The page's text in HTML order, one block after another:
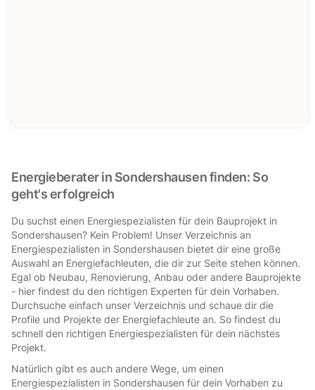
Energieberater in Sondershausen finden: So
geht's erfolgreich
Du suchst einen Energiespezialisten für dein Bauprojekt in
Sondershausen? Kein Problem! Unser Verzeichnis an
Energiespezialisten in Sondershausen bietet dir eine große
Auswahl an Energiefachleuten, die dir zur Seite stehen können.
Egal ob Neubau, Renovierung, Anbau oder andere Bauprojekte
- hier findest du den richtigen Experten für dein Vorhaben.
Durchsuche einfach unser Verzeichnis und schaue dir die
Profile und Projekte der Energiefachleute an. So findest du
schnell den richtigen Energiespezialisten für dein nächstes
Projekt.
Natürlich gibt es auch andere Wege, um einen
Energiespezialisten in Sondershausen für dein Vorhaben zu